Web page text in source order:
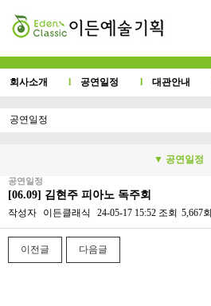
회사소개 l 공연일정 l 대관안내
공연일정
▼ 공연일정
공연일정
[06.09] 김현주 피아노 독주회
작성자 이든클래식 24-05-17 15:52 조회 5,667회
이전글 다음글